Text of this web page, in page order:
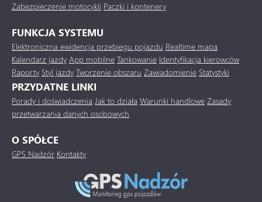
Zabezpieczenie motocykli Paczki i kontenery
FUNKCJA SYSTEMU
Elektroniczna ewidencja przebiegu pojazdu Realtime mapa
Kalendarz jazdy App mobilne Tankowanie Identyfikacja kierowców
Raporty Styl jazdy Tworzenie obszaru Zawiadomienie Statystyki
PRZYDATNE LINKI
Porady i doświadczenia Jak to działa Warunki handlowe Zasady
przetwarzania danych osobowych
O SPÓŁCE
GPS Nadzór Kontakty